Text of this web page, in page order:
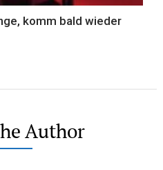
komm bald wieder
Author